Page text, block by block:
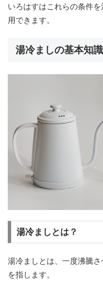
いろはすはこれらの条件
用できます。
湯冷ましの基本知識
湯冷ましとは？
湯冷ましとは、一度沸騰
を指します。